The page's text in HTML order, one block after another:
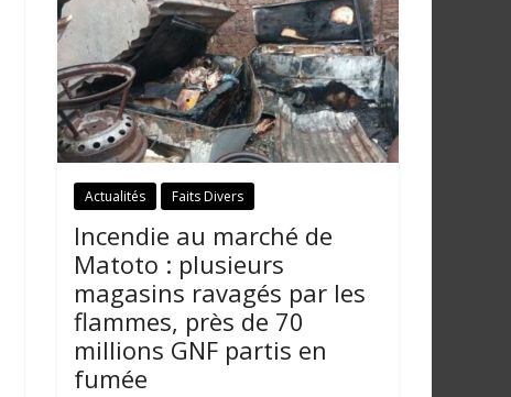
Actualités Faits Divers
Incendie au marché de
Matoto : plusieurs
magasins ravagés par les
flammes, près de 70
millions GNF partis en
fumée